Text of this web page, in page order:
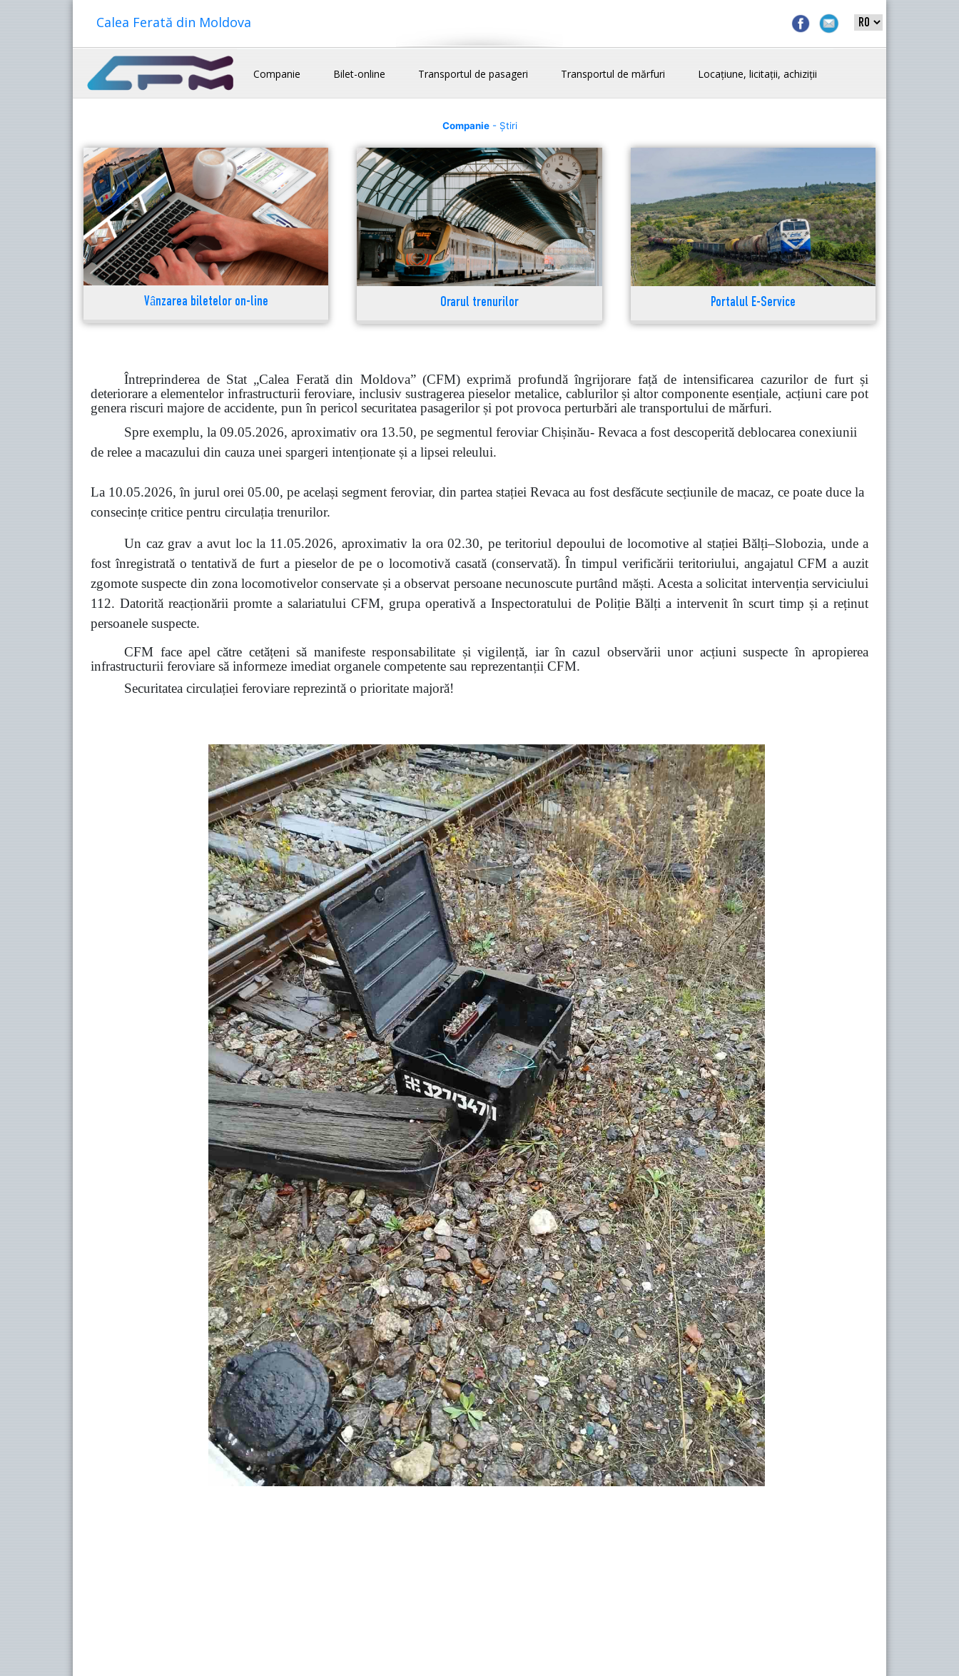
Calea Ferată din Moldova
Companie Bilet-online Transportul de pasageri Transportul de mărfuri Locațiune, licitații, achiziții
Companie- Știri
Vânzarea biletelor on-line Orarul trenurilor Portalul E-Service
Întreprinderea de Stat „Calea Ferată din Moldova” (CFM) exprimă profundă îngrijorare față de intensificarea cazurilor de furt și
deteriorare a elementelor infrastructurii feroviare, inclusiv sustragerea pieselor metalice, cablurilor și altor componente esențiale, acțiuni care pot
genera riscuri majore de accidente, pun în pericol securitatea pasagerilor și pot provoca perturbări ale transportului de mărfuri.
Spre exemplu, la 09.05.2026, aproximativ ora 13.50, pe segmentul feroviar Chișinău- Revaca a fost descoperită deblocarea conexiunii
de relee a macazului din cauza unei spargeri intenționate și a lipsei releului.
La 10.05.2026, în jurul orei 05.00, pe același segment feroviar, din partea stației Revaca au fost desfăcute secțiunile de macaz, ce poate duce la
consecințe critice pentru circulația trenurilor.
Un caz grav a avut loc la 11.05.2026, aproximativ la ora 02.30, pe teritoriul depoului de locomotive al stației Bălți–Slobozia, unde a
fost înregistrată o tentativă de furt a pieselor de pe o locomotivă casată (conservată). În timpul verificării teritoriului, angajatul CFM a auzit
zgomote suspecte din zona locomotivelor conservate și a observat persoane necunoscute purtând măști. Acesta a solicitat intervenția serviciului
112. Datorită reacționării promte a salariatului CFM, grupa operativă a Inspectoratului de Poliție Bălți a intervenit în scurt timp și a reținut
persoanele suspecte.
CFM face apel către cetățeni să manifeste responsabilitate și vigilență, iar în cazul observării unor acțiuni suspecte în apropierea
infrastructurii feroviare să informeze imediat organele competente sau reprezentanții CFM.
Securitatea circulației feroviare reprezintă o prioritate majoră!